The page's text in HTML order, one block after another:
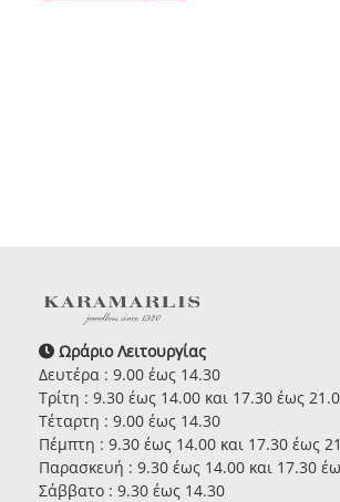
Ωράριο Λειτουργίας
Δευτέρα : 9.00 έως 14.30
Τρίτη : 9.30 έως 14.00 και 17.30 έως
Τέταρτη : 9.00 έως 14.30
Πέμπτη : 9.30 έως 14.00 και 17.30 έως
Παρασκευή : 9.30 έως 14.00 και 17.30
Σάββατο : 9.30 έως 14.30